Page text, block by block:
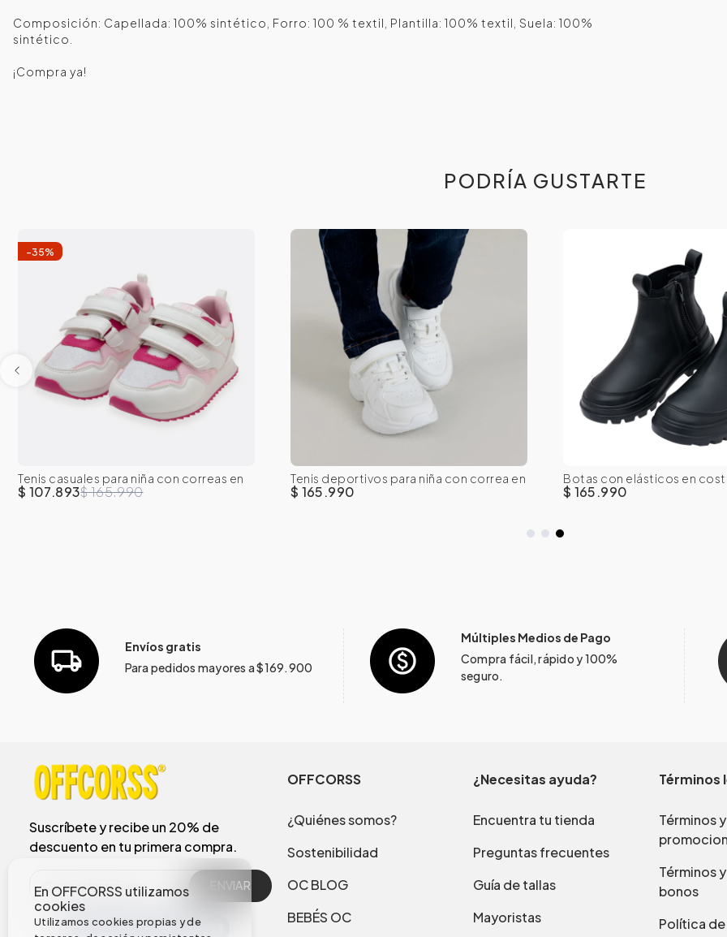
En OFFCORSS utilizamos
cookies
Utilizamos cookies propias y de
Composición: Capellada: 100% sintético, Forro: 100 % textil, Plantilla: 100% textil, Suela: 100%
sintético.
¡Compra ya!
PODRÍA GUSTARTE
-35%
28
29
Tenis casuales para niña con correas en
velcro
$ 107.893$ 165.990
28
29
Tenis deportivos para niña con correa en
velcro
$ 165.990
27
28 29
Botas con elásticos en
niña
$ 165.990
Envíos gratis
Para pedidos mayores a $169.900
Múltiples Medios de Pago
Compra fácil, rápido y 100%
seguro.
Suscríbete y recibe un 20% de
descuento en tu primera compra.
ENVIAR
OFFCORSS
¿Quiénes somos?
Sostenibilidad
OC BLOG
BEBÉS OC
¿Necesitas ayuda?
Encuentra tu tienda
Preguntas frecuentes
Guía de tallas
Mayoristas
Términos
Términos
Términos
bonos
Política